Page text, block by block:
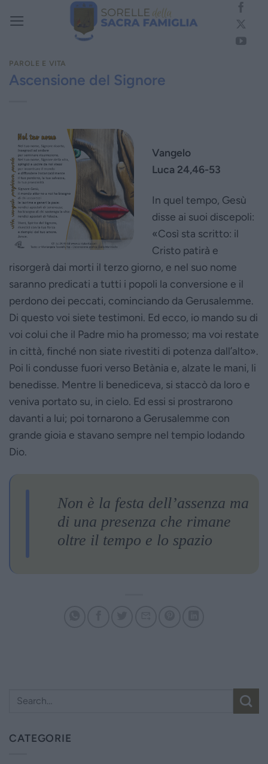
CATEGORIE
PAROLE E VITA
Ascensione del Signore
Vangelo
Luca 24,46-53
In quel tempo, Gesù
disse ai suoi discepoli:
«Così sta scritto: il
Cristo patirà e
risorgerà dai morti il terzo giorno, e nel suo nome
saranno predicati a tutti i popoli la conversione e il
perdono dei peccati, cominciando da Gerusalemme.
Di questo voi siete testimoni. Ed ecco, io mando su di
voi colui che il Padre mio ha promesso; ma voi restate
in città, finché non siate rivestiti di potenza dall’alto».
Poi li condusse fuori verso Betània e, alzate le mani, li
benedisse. Mentre li benediceva, si staccò da loro e
veniva portato su, in cielo. Ed essi si prostrarono
davanti a lui; poi tornarono a Gerusalemme con
grande gioia e stavano sempre nel tempio lodando
Dio.
Non è la festa dell’assenza ma
di una presenza che rimane
oltre il tempo e lo spazio